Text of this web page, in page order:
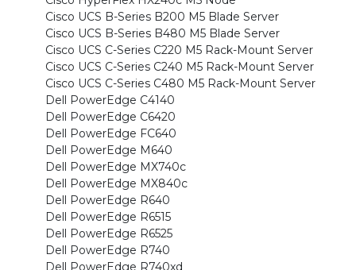
Cisco UCS B-Series B200 M5 Blade Server
Cisco UCS B-Series B480 M5 Blade Server
Cisco UCS C-Series C220 M5 Rack-Mount Server
Cisco UCS C-Series C240 M5 Rack-Mount Server
Cisco UCS C-Series C480 M5 Rack-Mount Server
Dell PowerEdge C4140
Dell PowerEdge C6420
Dell PowerEdge FC640
Dell PowerEdge M640
Dell PowerEdge MX740c
Dell PowerEdge MX840c
Dell PowerEdge R640
Dell PowerEdge R6515
Dell PowerEdge R6525
Dell PowerEdge R740
Dell PowerEdge R740xd